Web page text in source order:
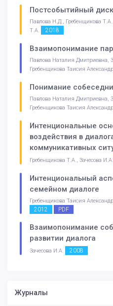
Постсобытийный
Павлова Н.Д., Гребенщикова
Т.А.
2018
Взаимопонимание
Павлова Наталия Дмитриевна,
Гребенщикова Таисия
Понимание
Павлова Наталия Дмитриевна,
Гребенщикова Таисия
Интенциональные
воздействия в
коммуникативных
Гребенщикова Т.А., Зачесова И.А.
Интенциональный
семейном диалоге
Гребенщикова Таисия
2012 PDF
Взаимопонимание
развитии диалога
Зачесова И.А. 2008
Журналы